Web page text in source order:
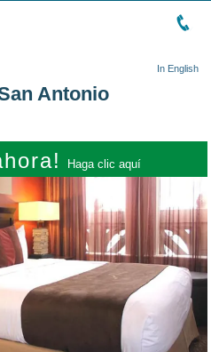
In English
Antonio
Haga clic aquí